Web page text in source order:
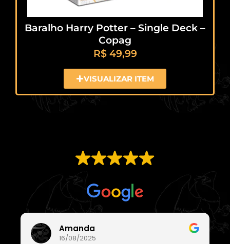
Baralho Harry Potter – Single Deck –
Copag
R$49,99
VISUALIZAR ITEM
Amanda
16/08/2025